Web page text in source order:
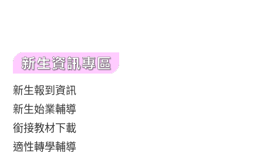
新生報到資訊
新生始業輔導
銜接教材下載
適性轉學輔導